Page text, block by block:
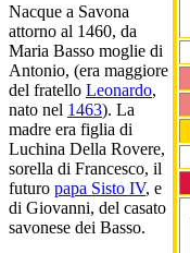
Nacque a Savona
attorno al 1460, da
Maria Basso moglie di
Antonio, (era maggiore
del fratello Leonardo,
nato nel 1463). La
madre era figlia di
Luchina Della Rovere,
sorella di Francesco, il
futuro papa Sisto IV, e
di Giovanni, del casato
savonese dei Basso.